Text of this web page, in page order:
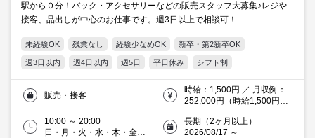
駅から０分！バック・アクセサリーなどの販売スタッフ大募集♪レジや
接客、品出しが中心のお仕事です。週3日以上で相談可！
未経験OK 残業なし 経験少なめOK 新卒・第2新卒OK
週3日以内 週4日以内 週5日 平日休み シフト制
オフィス禁煙・分煙 交通費支給 20代活躍中 30代活躍中
ミドル(40代)活躍中 エルダー(50代)活躍中
働く主婦（夫）活躍中
販売・接客
時給：1,500円 ／ 月収例：
252,000円（時給1,500円×
実働8時間×月21日）交通費
支給
10:00 ～ 20:00
日・月・火・水・木・金・
長期（2ヶ月以上）
2026/08/17 ～